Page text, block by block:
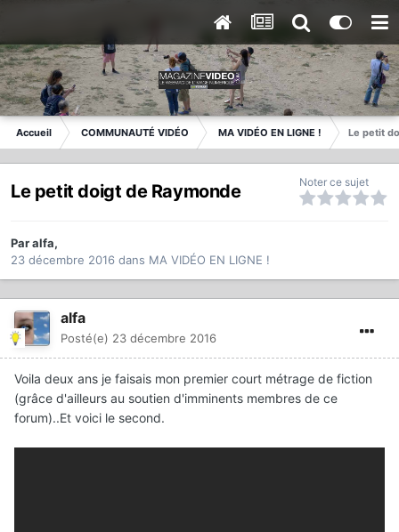
Accueil COMMUNAUTÉ VIDÉO MA VIDÉO EN LIGNE ! Le petit
Le petit doigt de Raymonde Noter ce sujet
Paralfa,
23 décembre 2016 dans MA VIDÉO EN LIGNE !
alfa
Posté(e) 23 décembre 2016
Voila deux ans je faisais mon premier court métrage de fiction
(grâce d'ailleurs au soutien d'imminents membres de ce
forum)..Et voici le second.